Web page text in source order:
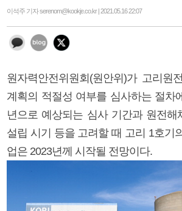
이석주 기자 serenom@kookje.co.kr | 2021.05.16 22:07
원자력안전위원회(원안위)가 고리원
계획의 적절성 여부를 심사하는 절차
년으로 예상되는 심사 기간과 원전해
설립 시기 등을 고려할 때 고리 1호기
업은 2023년께 시작될 전망이다.